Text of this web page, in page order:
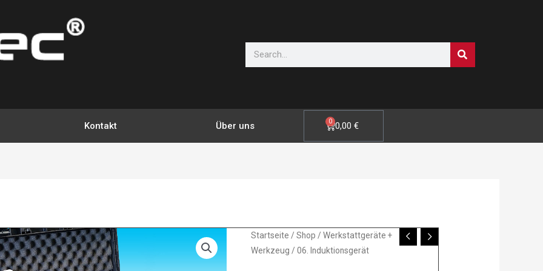
Suche
SUCHE
Kontakt Über uns 0,00€
0 WARENKORB
Startseite / Shop / Werkstattgeräte +
Werkzeug / 06. Induktionsgerät
06.
Induktionsgerät